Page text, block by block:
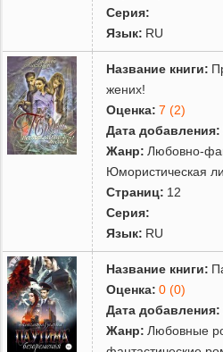
Серия:
Язык: RU
Название книги:
жених!
Оценка: 7 (2)
Дата добавления:
Жанр: Любовно-
Юмористическая
Страниц: 12
Серия:
Язык: RU
Название книги:
Оценка: 0 (0)
Дата добавления:
Жанр: Любовные